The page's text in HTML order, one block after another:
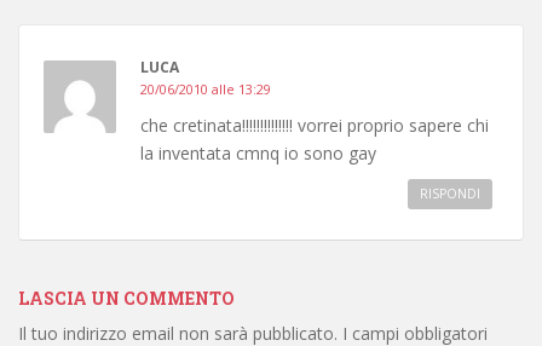
LUCA
20/06/2010 alle 13:29
che cretinata!!!!!!!!!!!!!! vorrei proprio sapere chi
la inventata cmnq io sono gay
RISPONDI
LASCIA UN COMMENTO
Il tuo indirizzo email non sarà pubblicato. I campi obbligatori